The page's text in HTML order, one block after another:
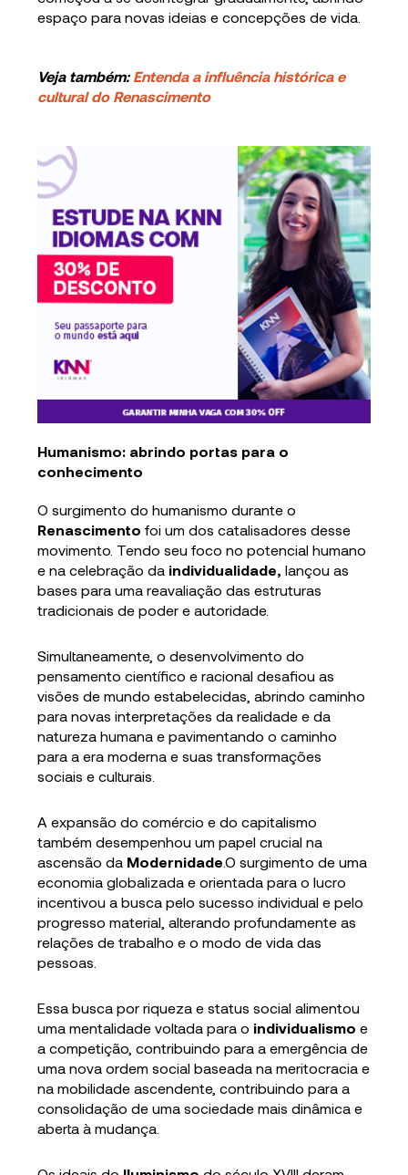
espaço para novas ideias e concepções de vida.
Veja também: Entenda a influência histórica e
cultural do Renascimento
Humanismo: abrindo portas para o
conhecimento
O surgimento do humanismo durante o
Renascimento foi um dos catalisadores desse
movimento. Tendo seu foco no potencial humano
e na celebração da individualidade, lançou as
bases para uma reavaliação das estruturas
tradicionais de poder e autoridade.
Simultaneamente, o desenvolvimento do
pensamento científico e racional desafiou as
visões de mundo estabelecidas, abrindo caminho
para novas interpretações da realidade e da
natureza humana e pavimentando o caminho
para a era moderna e suas transformações
sociais e culturais.
A expansão do comércio e do capitalismo
também desempenhou um papel crucial na
ascensão da Modernidade.O surgimento de uma
economia globalizada e orientada para o lucro
incentivou a busca pelo sucesso individual e pelo
progresso material, alterando profundamente as
relações de trabalho e o modo de vida das
pessoas.
Essa busca por riqueza e status social alimentou
uma mentalidade voltada para o individualismo e
a competição, contribuindo para a emergência de
uma nova ordem social baseada na meritocracia e
na mobilidade ascendente, contribuindo para a
consolidação de uma sociedade mais dinâmica e
aberta à mudança.